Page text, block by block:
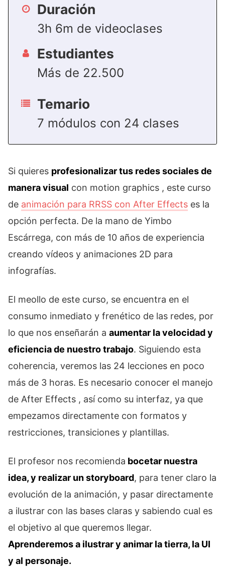
Duración
3h 6m de videoclases
Estudiantes
Más de 22.500
Temario
7 módulos con 24 clases
Si quieres profesionalizar tus redes sociales de
manera visual con motion graphics , este curso
de animación para RRSS con After Effects es la
opción perfecta. De la mano de Yimbo
Escárrega, con más de 10 años de experiencia
creando vídeos y animaciones 2D para
infografías.
El meollo de este curso, se encuentra en el
consumo inmediato y frenético de las redes, por
lo que nos enseñarán a aumentar la velocidad y
eficiencia de nuestro trabajo. Siguiendo esta
coherencia, veremos las 24 lecciones en poco
más de 3 horas. Es necesario conocer el manejo
de After Effects , así como su interfaz, ya que
empezamos directamente con formatos y
restricciones, transiciones y plantillas.
El profesor nos recomienda bocetar nuestra
idea, y realizar un storyboard, para tener claro la
evolución de la animación, y pasar directamente
a ilustrar con las bases claras y sabiendo cual es
el objetivo al que queremos llegar.
Aprenderemos a ilustrar y animar la tierra, la UI
y al personaje.